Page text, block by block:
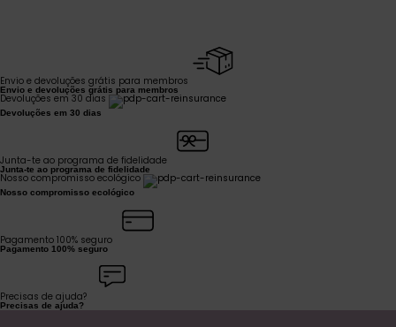
Envio e devoluções grátis para membros
Envio e devoluções grátis para membros
Devoluções em 30 dias
Devoluções em 30 dias
Junta-te ao programa de fidelidade
Junta-te ao programa de fidelidade
Nosso compromisso ecológico
Nosso compromisso ecológico
Pagamento 100% seguro
Pagamento 100% seguro
Precisas de ajuda?
Precisas de ajuda?